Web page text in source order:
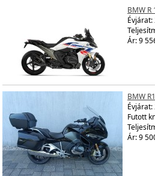
BMW R
Évjárat:
Ár: 9
BMW
Évjárat:
Futott
Ár: 9